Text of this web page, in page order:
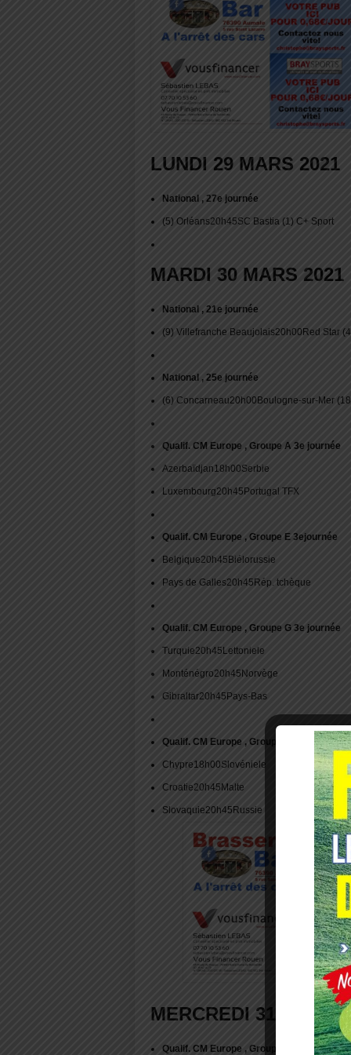
LUNDI 29 MARS 2021
National , 27e journée
(5) Orléans20h45SC Bastia (1) C+ Sport
MARDI 30 MARS 2021
National , 21e journée
(9) Villefranche Beaujolais20h00Red Star
National , 25e journée
(6) Concarneau20h00Boulogne-sur-Mer
Qualif. CM Europe , Groupe A 3e journée
Azerbaïdjan18h00Serbie
Luxembourg20h45Portugal TFX
Qualif. CM Europe , Groupe E 3ejournée
Belgique20h45Biélorussie
Pays de Galles20h45Rép. tchèque
Qualif. CM Europe , Groupe G 3e journée
Turquie20h45Lettoniele
Monténégro20h45Norvège
Gibraltar20h45Pays-Bas
Qualif. CM Europe , Groupe H 3e journée
Chypre18h00Slovéniele
Croatie20h45Malte
Slovaquie20h45Russie
MERCREDI 31 MARS
Qualif. CM Europe , Groupe B 3e journée